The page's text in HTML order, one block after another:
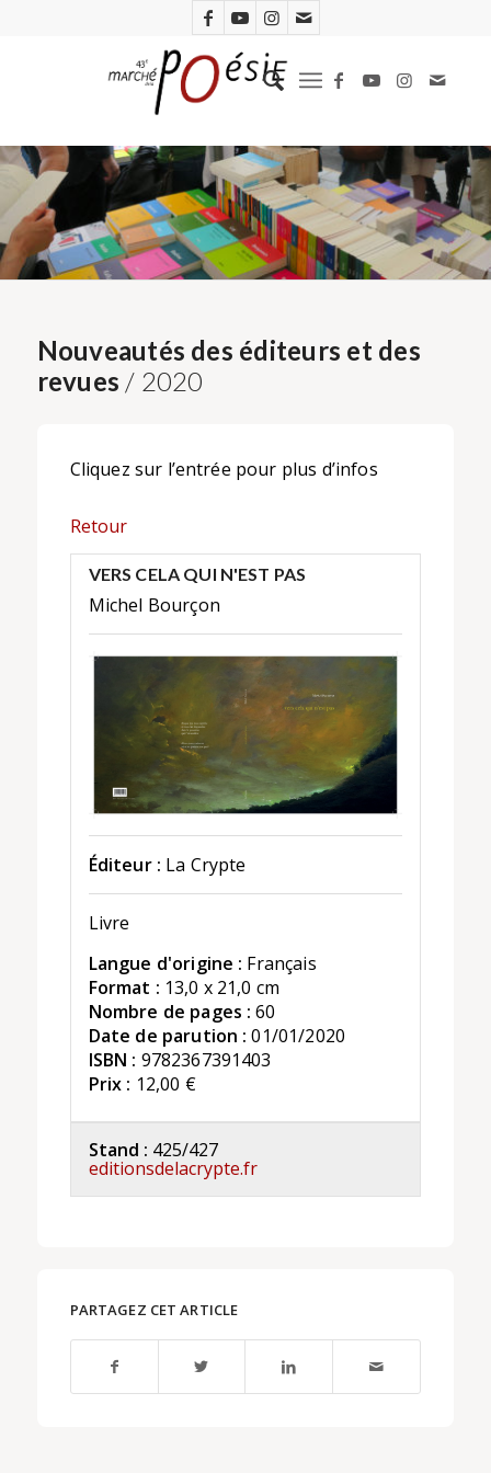
Nouveautés des éditeurs et des
revues / 2020
Cliquez sur l’entrée pour plus d’infos
Retour
VERS CELA QUI N'EST PAS
Michel Bourçon
Éditeur : La Crypte
Livre
Langue d'origine : Français
Format : 13,0 x 21,0 cm
Nombre de pages : 60
Date de parution : 01/01/2020
ISBN : 9782367391403
Prix : 12,00 €
Stand : 425/427
editionsdelacrypte.fr
PARTAGEZ CET ARTICLE